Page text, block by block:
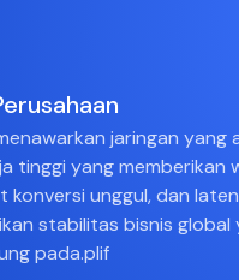
jaringan yang
tinggi yang memberikan
konversi unggul, dan
stabilitas bisnis
pada.plif